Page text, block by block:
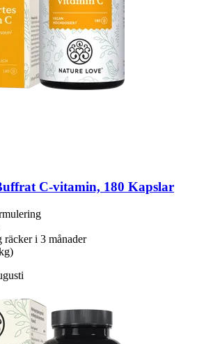
C-​vitamin, 180 Kapslar
räcker i 3 månader